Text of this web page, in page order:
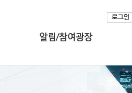
로그인
알림/참여광장